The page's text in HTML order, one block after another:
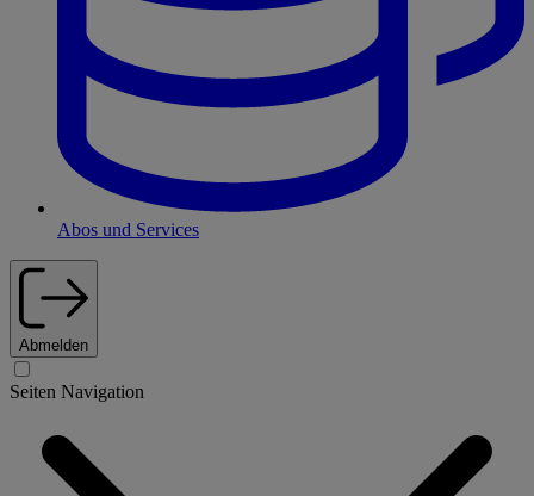
Abos und Services
Abmelden
Seiten Navigation